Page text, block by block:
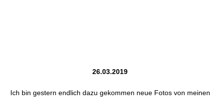
26.03.2019
Ich bin gestern endlich dazu gekommen neue Fotos von meinen